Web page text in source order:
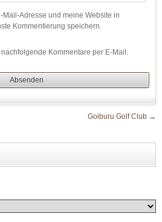
Adresse und meine Website in
Kommentierung speichern.
Kommentare per E-Mail.
Goiburu Golf Club →